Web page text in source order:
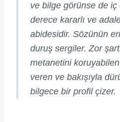
ve bilge görünse de iç
derece kararlı ve
abidesidir. Sözünün
duruş sergiler. Zor
metanetini
veren ve bakışıyla
bilgece bir profil çizer.